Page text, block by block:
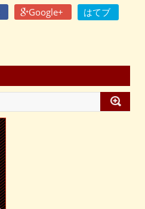
Google+ はてブ